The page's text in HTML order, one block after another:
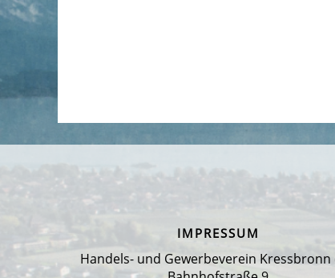
IMPRESSUM
Handels- und Gewerbeverein Kressbronn